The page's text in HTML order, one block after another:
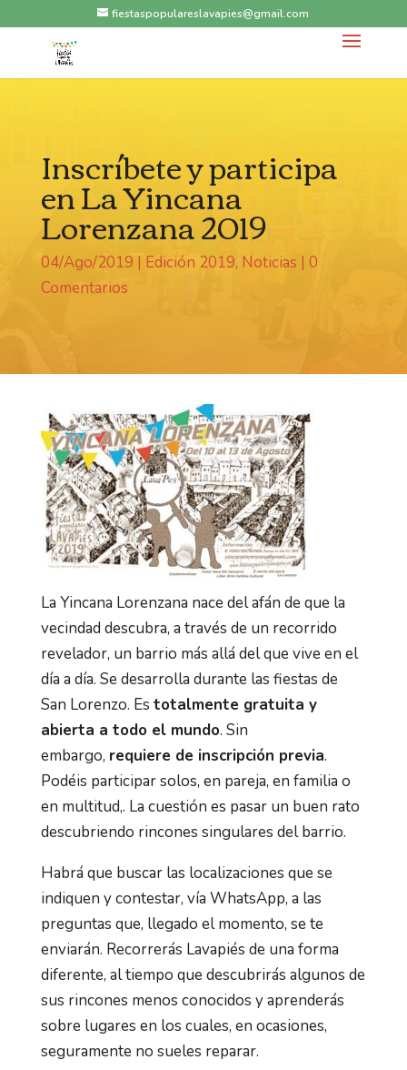
fiestaspopulareslavapies@gmail.com
Inscríbete y participa
en La Yincana
Lorenzana 2019
04/Ago/2019 | Edición 2019, Noticias | 0
Comentarios
La Yincana Lorenzana nace del afán de que la
vecindad descubra, a través de un recorrido
revelador, un barrio más allá del que vive en el
día a día. Se desarrolla durante las fiestas de
San Lorenzo. Es totalmente gratuita y
abierta a todo el mundo. Sin
embargo, requiere de inscripción previa.
Podéis participar solos, en pareja, en familia o
en multitud,. La cuestión es pasar un buen rato
descubriendo rincones singulares del barrio.
Habrá que buscar las localizaciones que se
indiquen y contestar, vía WhatsApp, a las
preguntas que, llegado el momento, se te
enviarán. Recorrerás Lavapiés de una forma
diferente, al tiempo que descubrirás algunos de
sus rincones menos conocidos y aprenderás
sobre lugares en los cuales, en ocasiones,
seguramente no sueles reparar.